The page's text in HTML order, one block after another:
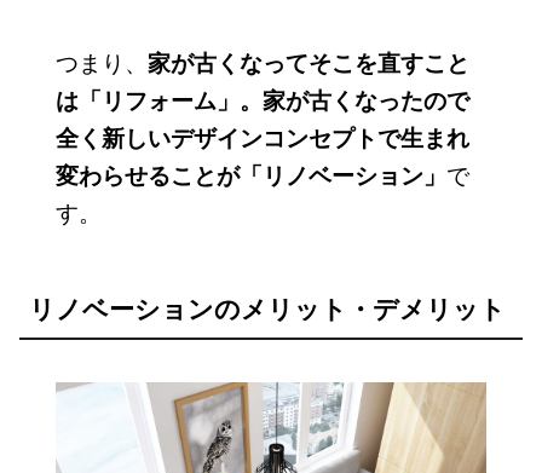
つまり、 家が古くなってそこを直すこと
は「リフォーム」。家が古くなったので
全く新しいデザインコンセプトで生まれ
変わらせることが「リノベーション」 で
す。
リノベーションのメリット・デメリット